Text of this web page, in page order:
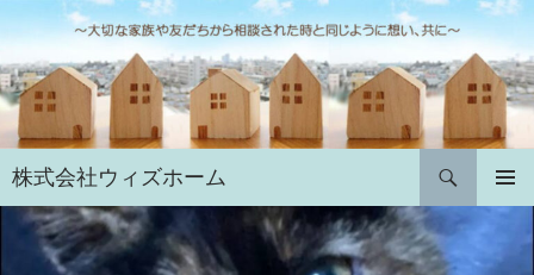
ン
テ
ン
ツ
へ
ス
キ
株式会社ウィズホーム
検
索
メインメ